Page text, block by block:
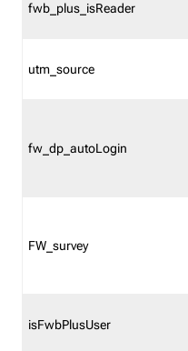
fwb_plus_isReader
utm_source
fw_dp_autoLogin
FW_survey
isFwbPlusUser